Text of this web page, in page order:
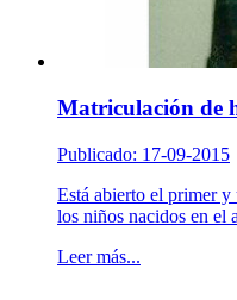
Matriculación de
Publicado: 17-09-2015
Está abierto el primer
los niños nacidos en el
Leer más...